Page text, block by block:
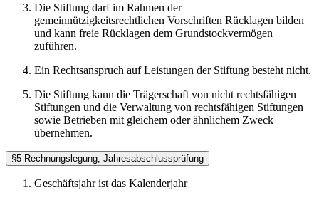
Die Stiftung darf im Rahmen der
gemeinnützigkeitsrechtlichen Vorschriften Rücklagen bilden
und kann freie Rücklagen dem Grundstockvermögen
zuführen.
Ein Rechtsanspruch auf Leistungen der Stiftung besteht nicht.
Die Stiftung kann die Trägerschaft von nicht rechtsfähigen
Stiftungen und die Verwaltung von rechtsfähigen Stiftungen
sowie Betrieben mit gleichem oder ähnlichem Zweck
übernehmen.
§5 Rechnungslegung, Jahresabschlussprüfung
Geschäftsjahr ist das Kalenderjahr